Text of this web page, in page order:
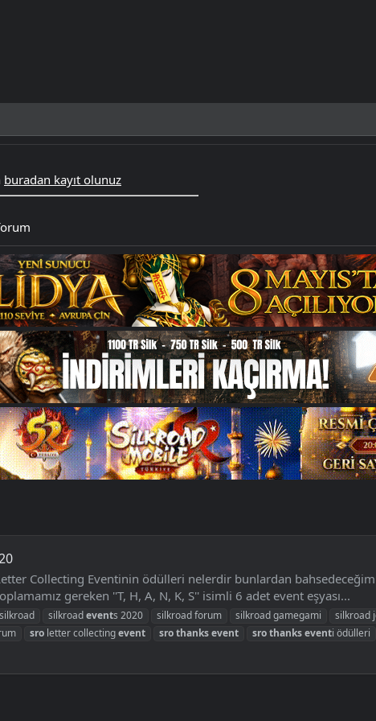
buradan kayıt olunuz
Collecting Eventinin ödülleri nelerdir bunlardan
gereken ''T, H, A, N, K, S'' isimli 6 adet event eşyası...
silkroad silkroadevents 2020 silkroad forum silkroad gamegami silkroad
sro letter collectingevent srothanksevent srothankseventi ödülleri